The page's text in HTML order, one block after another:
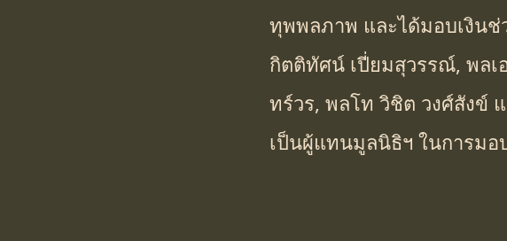
ทุพพลภาพ และได้มอบเงินช่
กิตติทัศน์ เปี่ยมสุวรรณ์, พลเ
ทร์วร, พลโท วิชิต วงศ์สังข์
เป็นผู้แทนมูลนิธิฯ ในการมอ